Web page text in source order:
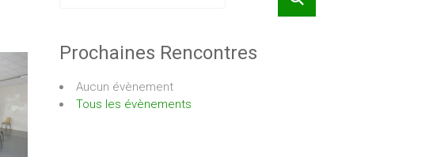
Prochaines Rencontres
Aucun évènement
Tous les évènements